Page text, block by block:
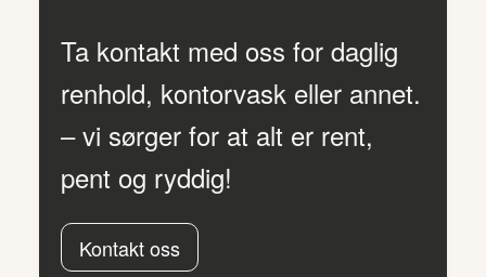
Ta kontakt med oss for daglig
renhold, kontorvask eller annet.
– vi sørger for at alt er rent,
pent og ryddig!
Kontakt oss